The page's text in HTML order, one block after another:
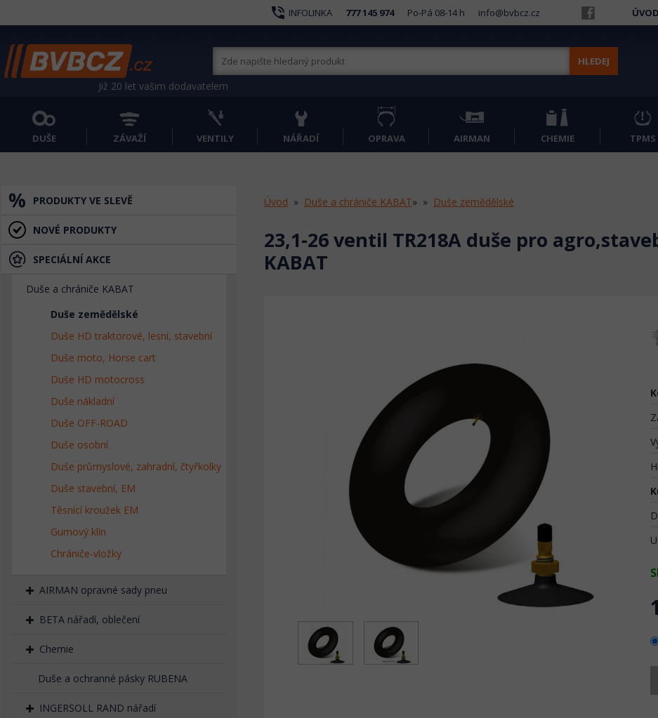
phone_in_talk INFOLINKA 777 145 974 Po-Pá 08-14 h info@bvbcz.cz ÚVOD
Již 20 let vašim dodavatelem
HLEDEJ
DUŠE ZÁVAŽÍ VENTILY NÁŘADÍ OPRAVA AIRMAN CHEMIE TPMS
PRODUKTY VE SLEVĚ
NOVÉ PRODUKTY
SPECIÁLNÍ AKCE
Duše a chrániče KABAT
Duše zemědělské
Duše HD traktorové, lesní, stavební
Duše moto, Horse cart
Duše HD motocross
Duše nákladní
Duše OFF-ROAD
Duše osobní
Duše průmyslové, zahradní, čtyřkolky
Duše stavební, EM
Těsnící kroužek EM
Gumový klín
Chrániče-vložky
AIRMAN opravné sady pneu
BETA nářadí, oblečení
Chemie
Duše a ochranné pásky RUBENA
INGERSOLL RAND nářadí
Úvod Duše a chrániče KABAT» Duše zemědělské
23,1-26 ventil TR218A duše pro
KABAT